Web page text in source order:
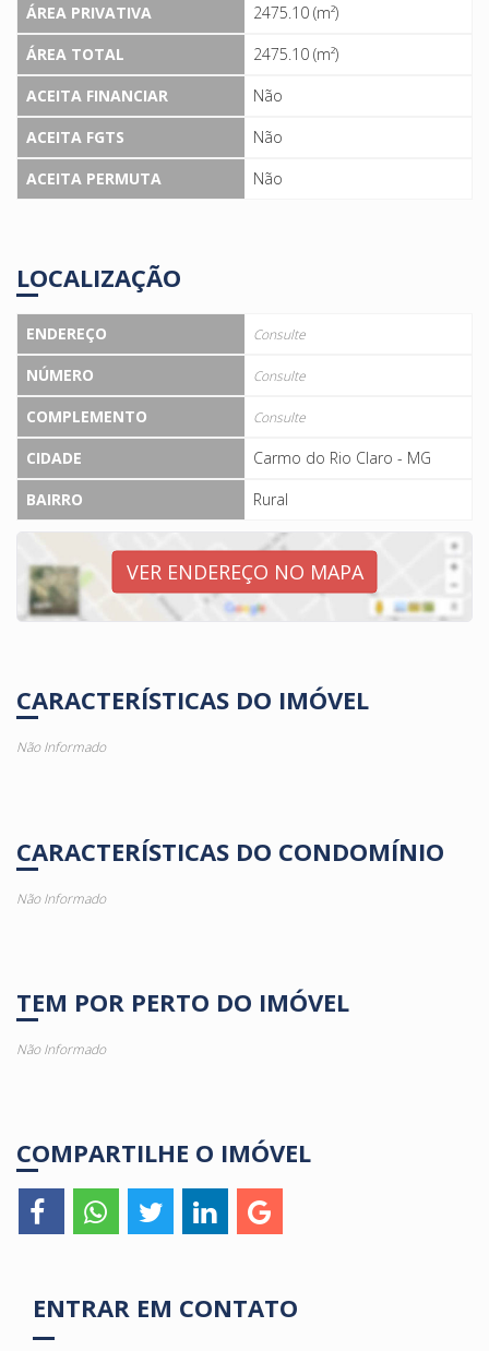
ÁREA PRIVATIVA
2475.10 (m²)
ÁREA TOTAL
2475.10 (m²)
ACEITA FINANCIAR
Não
ACEITA FGTS
Não
ACEITA PERMUTA
Não
LOCALIZAÇÃO
ENDEREÇO Consulte
NÚMERO Consulte
COMPLEMENTO Consulte
CIDADE
Carmo do Rio Claro - MG
BAIRRO
Rural
VER ENDEREÇO NO MAPA
CARACTERÍSTICAS DO IMÓVEL
Não Informado
CARACTERÍSTICAS DO CONDOMÍNIO
Não Informado
TEM POR PERTO DO IMÓVEL
Não Informado
COMPARTILHE O IMÓVEL
ENTRAR EM CONTATO